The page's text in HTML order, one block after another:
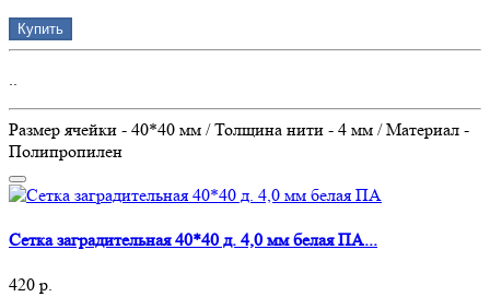
Купить
Размер ячейки - 40*40 мм / Толщина нити - 4 мм / Материал -
Полипропилен
Сетка заградительная 40*40 д. 4,0 мм белая ПА...
420 р.